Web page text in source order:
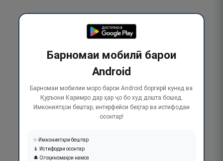
Барномаи мобилӣ барои
Android
Барномаи мобилии моро барои Android боргирӣ кунед ва
Қуръони Каримро дар ҳар ҷо бо худ дошта бошед.
Имкониятҳои бештар, интерфейси беҳтар ва истифодаи
осонтар!
✨ Имкониятҳои бештар
📱 Истифодаи осонтар
🔔 Огоҳиномаҳои намоз